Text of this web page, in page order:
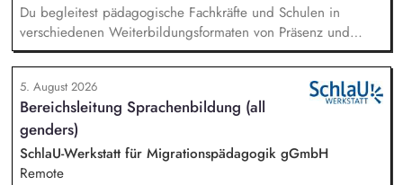
Du begleitest pädagogische Fachkräfte und Schulen in
verschiedenen Weiterbildungsformaten von Präsenz und
Online-Workshops bis hin zu pädogischen Tagen und erstellst
Online-Selbstlernkurse für unsere Plattform schlau-lernen.org.
Die inhaltlichen Schwerpunkte liegen dabei auf den
Bereichen Lesen lernen, Mehrsprachigkeitsbewusstsein und
Alphabetisierung in der Grundschule.
5. August 2026
Bereichsleitung Sprachenbildung (all
genders)
SchlaU-Werkstatt für Migrationspädagogik gGmbH
Remote